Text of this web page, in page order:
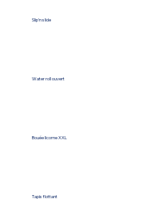
Slip'n slide
Water roll ouvert
Bouée licorne XXL
Tapis flottant